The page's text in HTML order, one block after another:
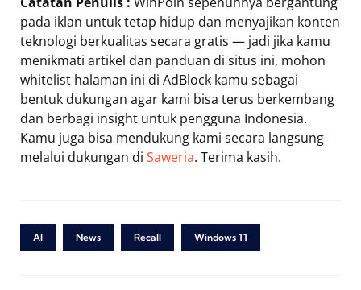
pada iklan untuk tetap hidup dan menyajikan konten
teknologi berkualitas secara gratis — jadi jika kamu
menikmati artikel dan panduan di situs ini, mohon
whitelist halaman ini di AdBlock kamu sebagai
bentuk dukungan agar kami bisa terus berkembang
dan berbagi insight untuk pengguna Indonesia.
Kamu juga bisa mendukung kami secara langsung
melalui dukungan di Saweria. Terima kasih.
AI News Recall Windows 11